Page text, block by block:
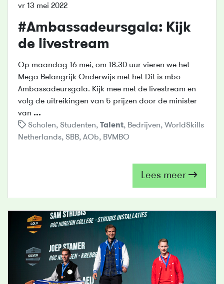
vr 13 mei 2022
#Ambassadeursgala: Kijk
de livestream
Op maandag 16 mei, om 18.30 uur vieren we het
Mega Belangrijk Onderwijs met het Dit is mbo
Ambassadeursgala. Kijk mee met de livestream en
volg de uitreikingen van 5 prijzen door de minister
van ...
Scholen, Studenten, Talent, Bedrijven, WorldSkills
Netherlands, SBB, AOb, BVMBO
Lees meer